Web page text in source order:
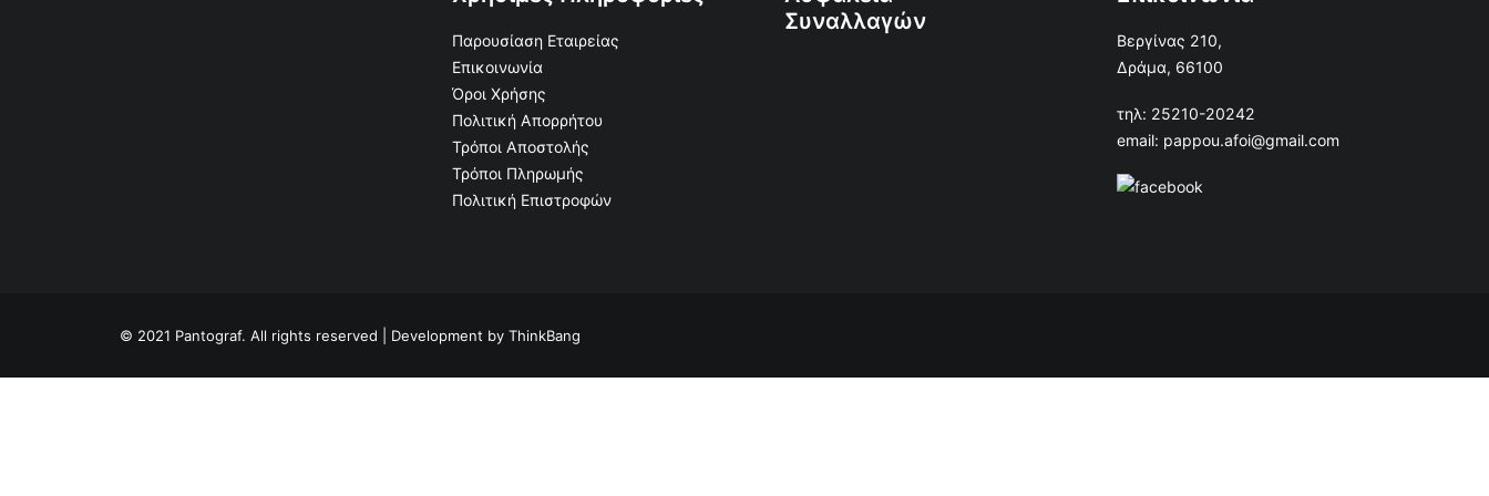
Παρουσίαση Εταιρείας
Επικοινωνία
Όροι Χρήσης
Πολιτική Απορρήτου
Τρόποι Αποστολής
Τρόποι Πληρωμής
Πολιτική Επιστροφών
Συναλλαγών
Βεργίνας 210,
Δράμα, 66100
τηλ: 25210-20242
email: pappou.afoi@gmail.com
© 2021 Pantograf. All rights reserved | Development by ThinkBang